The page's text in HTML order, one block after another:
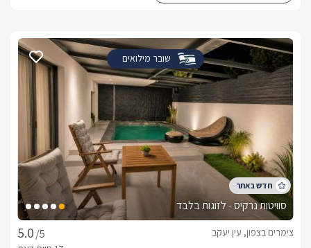
שובר מילואים
סוויטות נרקיס - לזוגות בלבד
/5
צימרים בצפון, עין יעקב